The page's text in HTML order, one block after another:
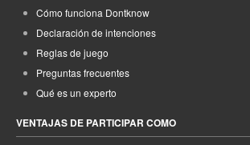
Cómo funciona Dontknow
Declaración de intenciones
Reglas de juego
Preguntas frecuentes
Qué es un experto
VENTAJAS DE PARTICIPAR COMO